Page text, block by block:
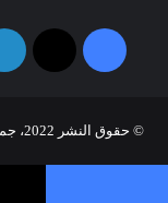
فيسبوك
‫X
© حقوق النشر 2022، جميع الحقوق محفوظة | نسخه تجريبية |